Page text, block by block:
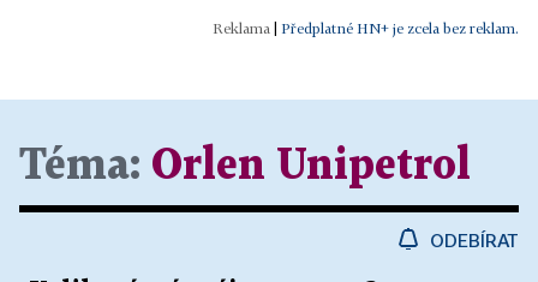
Předplatné HN+ je zcela bez reklam.
Téma: Orlen Unipetrol
ODEBÍRAT